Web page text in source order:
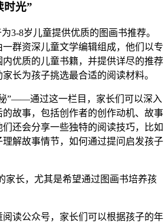
时光”
3-8岁儿童提供优质的图画书推荐。
群资深儿童文学编辑组成，他们以专
优质的儿童书籍，并提供详尽的推荐
长为孩子挑选最合适的阅读材料。
”——通过这一栏目，家长们可以深入
故事，包括创作者的创作动机、故事
还会分享一些独特的阅读技巧，比如
解故事情节，如何通过提问启发孩子
家长，尤其是希望通过图画书培养孩
读公众号，家长们可以根据孩子的年